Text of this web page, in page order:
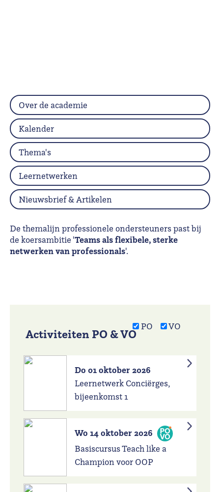
De themalijn professionele ondersteuners past bij
de koersambitie 'Teams als flexibele, sterke
netwerken van professionals'.
PO VO
Activiteiten PO & VO
Do 01 oktober 2026
Leernetwerk Conciërges,
bijeenkomst 1
Wo 14 oktober 2026
Basiscursus Teach like a
Champion voor OOP
Over de academie
Kalender
Thema's
Leernetwerken
Nieuwsbrief & Artikelen